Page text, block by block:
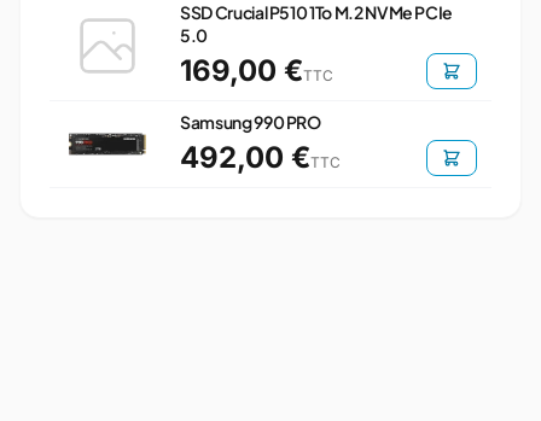
SSD Crucial P510 1To M.2 NVMe PCIe
5.0
169,00 €TTC
Samsung 990 PRO
492,00 €TTC